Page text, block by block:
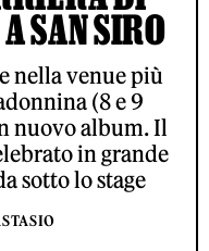
SAN SIRO
nella venue più
(8 e 9
nuovo album. Il
in grande
sotto lo stage